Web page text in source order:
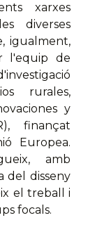
xarxes
diverses
igualment,
l'equip de
rurales,
y
finançat
Europea.
amb
del disseny
el treball i
focals.